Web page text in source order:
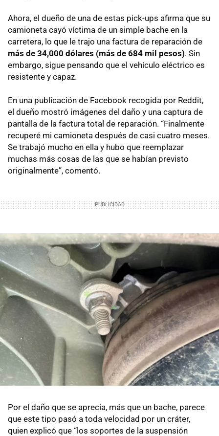
Ahora, el dueño de una de estas pick-ups afirma que su
camioneta cayó víctima de un simple bache en la
carretera, lo que le trajo una factura de reparación de
más de 34,000 dólares (más de 684 mil pesos). Sin
embargo, sigue pensando que el vehículo eléctrico es
resistente y capaz.
En una publicación de Facebook recogida por Reddit,
el dueño mostró imágenes del daño y una captura de
pantalla de la factura total de reparación. “Finalmente
recuperé mi camioneta después de casi cuatro meses.
Se trabajó mucho en ella y hubo que reemplazar
muchas más cosas de las que se habían previsto
originalmente”, comentó.
Por el daño que se aprecia, más que un bache, parece
que este tipo pasó a toda velocidad por un cráter,
quien explicó que “los soportes de la suspensión